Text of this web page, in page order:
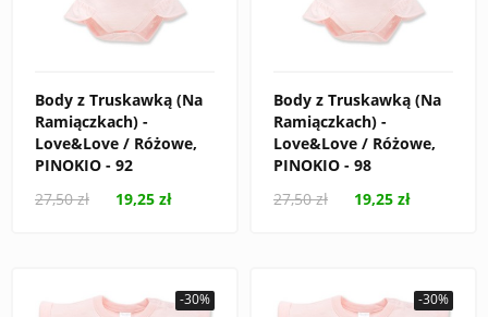
Body z Truskawką (Na
Ramiączkach) -
Love&Love / Różowe,
PINOKIO - 92
27,50 zł
19,25 zł
Body z Truskawką (Na
Ramiączkach) -
Love&Love / Różowe,
PINOKIO - 98
27,50 zł
19,25 zł
-30% -30%